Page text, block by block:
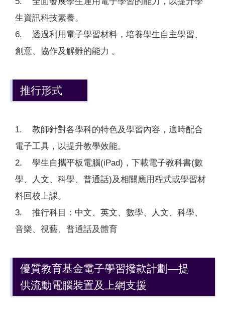
生資訊科技素養。
6. 透過利用電子學習材料，培養學生自主學習、
創意、協作及解難的能力 。
推行形式
1. 教師針對各學科的特色及學習內容，適時配合
電子工具，以提升教學效能。
2. 學生自攜平板電腦(iPad)，下載電子教科書(數
學、人文、科學、普通話)及相關應用程式或學習材
料回校上課。
3. 推行科目：中文、英文、數學、人文、科學、
音樂、視藝、普通話及體育
優質教育基金電子學習撥款計劃—提
供流動電腦裝置及上網支援